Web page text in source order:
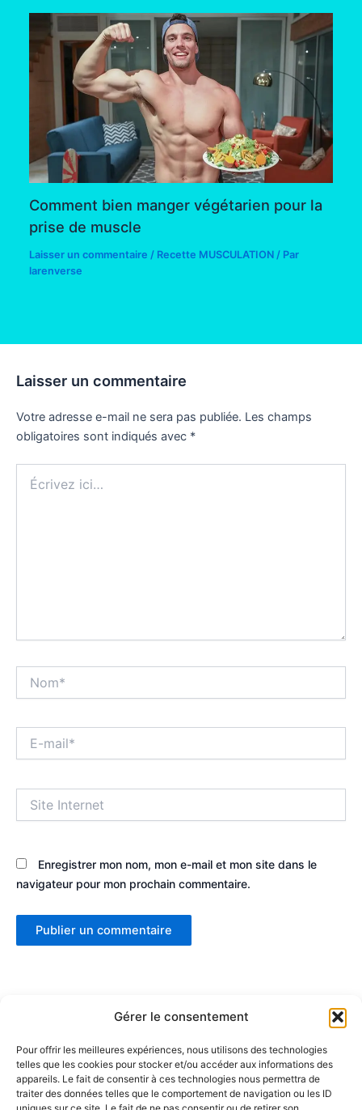
Gérer le consentement
Pour offrir les meilleures expériences, nous utilisons des technologies
telles que les cookies pour stocker et/ou accéder aux informations des
appareils. Le fait de consentir à ces technologies nous permettra de
traiter des données telles que le comportement de navigation ou les ID
Comment bien manger végétarien pour la
prise de muscle
Laisser un commentaire / Recette MUSCULATION / Par
larenverse
Laisser un commentaire
Votre adresse e-mail ne sera pas publiée. Les champs
obligatoires sont indiqués avec *
ici…
mail*
Internet
Enregistrer mon nom, mon e-mail et mon site dans le
navigateur pour mon prochain commentaire.
Partenaires :